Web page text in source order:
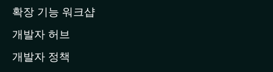
페
이
지
확장 기능 워크샵
개발자 허브
개발자 정책